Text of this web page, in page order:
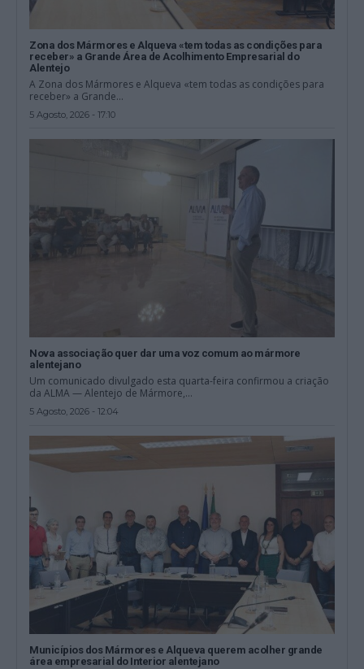
Zona dos Mármores e Alqueva «tem todas as condições para
receber» a Grande Área de Acolhimento Empresarial do
Alentejo
A Zona dos Mármores e Alqueva «tem todas as condições para
receber» a Grande...
5 Agosto, 2026 - 17:10
Nova associação quer dar uma voz comum ao mármore
alentejano
Um comunicado divulgado esta quarta-feira confirmou a criação
da ALMA — Alentejo de Mármore,...
5 Agosto, 2026 - 12:04
Municípios dos Mármores e Alqueva querem acolher grande
área empresarial do Interior alentejano